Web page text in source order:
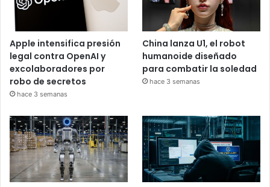
Apple intensifica presión
legal contra OpenAI y
excolaboradores por
robo de secretos
hace 3 semanas
China lanza U1, el robot
humanoide diseñado
para combatir la soledad
hace 3 semanas